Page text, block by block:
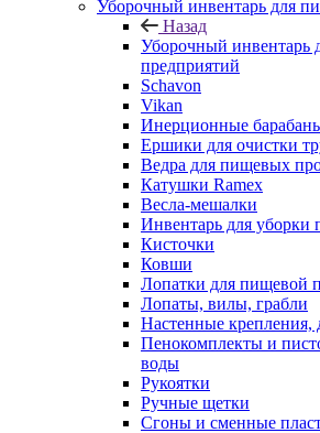
Уборочный инвентарь для
Назад
Уборочный инвентарь
предприятий
Schavon
Vikan
Инерционные
Ершики для очистки
Ведра для пищевых
Катушки Ramex
Весла-мешалки
Инвентарь для уборки
Кисточки
Ковши
Лопатки для пищевой
Лопаты, вилы, грабли
Настенные крепления,
Пенокомплекты и
воды
Рукоятки
Ручные щетки
Сгоны и сменные